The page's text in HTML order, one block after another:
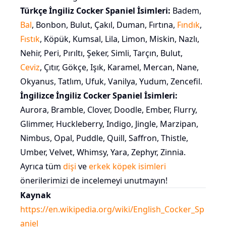
Türkçe İngiliz Cocker Spaniel İsimleri: Badem,
Bal, Bonbon, Bulut, Çakıl, Duman, Fırtına, Fındık,
Fıstık, Köpük, Kumsal, Lila, Limon, Miskin, Nazlı,
Nehir, Peri, Pırıltı, Şeker, Simli, Tarçın, Bulut,
Ceviz, Çıtır, Gökçe, Işık, Karamel, Mercan, Nane,
Okyanus, Tatlım, Ufuk, Vanilya, Yudum, Zencefil.
İngilizce İngiliz Cocker Spaniel İsimleri:
Aurora, Bramble, Clover, Doodle, Ember, Flurry,
Glimmer, Huckleberry, Indigo, Jingle, Marzipan,
Nimbus, Opal, Puddle, Quill, Saffron, Thistle,
Umber, Velvet, Whimsy, Yara, Zephyr, Zinnia.
Ayrıca tüm dişi veerkek köpek isimleri
önerilerimizi de incelemeyi unutmayın!
Kaynak
https://en.wikipedia.org/wiki/English_Cocker_Sp
aniel